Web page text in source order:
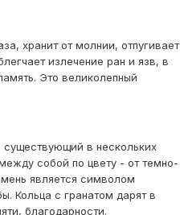
хранит от молнии, отпугивает
излечение ран и язв, в
Это великолепный
существующий в нескольких
собой по цвету - от темно-
является символом
Кольца с гранатом дарят в
благодарности.